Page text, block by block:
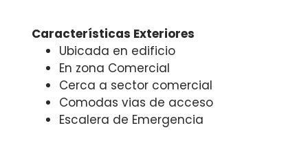
Características Exteriores
Ubicada en edificio
En zona Comercial
Cerca a sector comercial
Comodas vias de acceso
Escalera de Emergencia